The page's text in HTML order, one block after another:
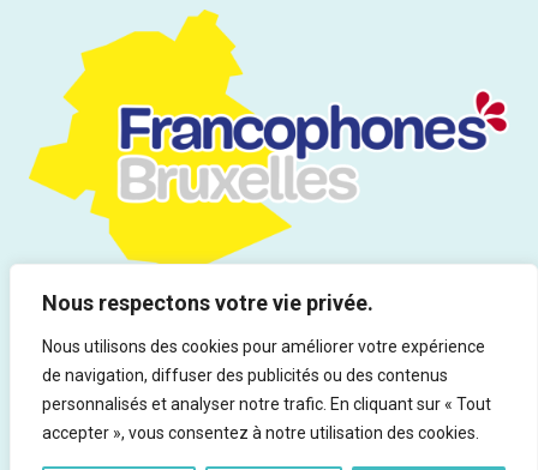
Nous respectons votre vie privée.
Nous utilisons des cookies pour améliorer votre expérience
de navigation, diffuser des publicités ou des contenus
personnalisés et analyser notre trafic. En cliquant sur « Tout
accepter », vous consentez à notre utilisation des cookies.
Tous droits réservés | Infor Drogues & Addictions asbl - Rue du
Marteau 19, 1000 Bruxelles - Ed. responsable : Rocco Vitali